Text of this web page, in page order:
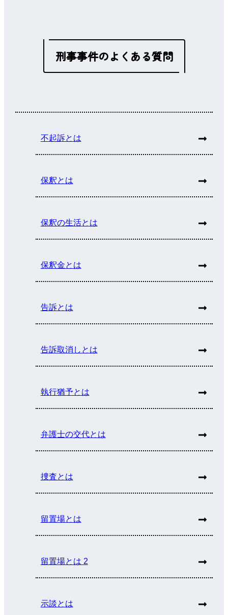
刑事事件のよくある質問
不起訴とは
保釈とは
保釈の生活とは
保釈金とは
告訴とは
告訴取消しとは
執行猶予とは
弁護士の交代とは
捜査とは
留置場とは
留置場とは 2
示談とは